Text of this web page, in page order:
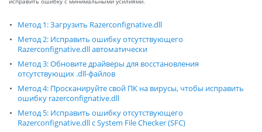
Метод 1: Загрузить Razerconfignative.dll
Метод 2: Исправить ошибку отсутствующего
Razerconfignative.dll автоматически
Метод 3: Обновите драйверы для восстановления
отсутствующих .dll-файлов
Метод 4: Просканируйте свой ПК на вирусы, чтобы исправить
ошибку razerconfignative.dll
Метод 5: Исправить ошибку отсутствующего
Razerconfignative.dll с System File Checker (SFC)